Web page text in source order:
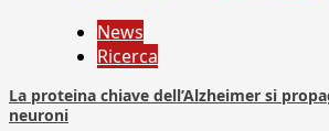
News
Ricerca
La proteina chiave dell’Alzheimer si
neuroni